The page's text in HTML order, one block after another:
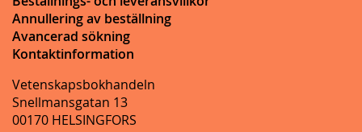
Annullering av beställning
Avancerad sökning
Kontaktinformation
Vetenskapsbokhandeln
Snellmansgatan 13
00170 HELSINGFORS